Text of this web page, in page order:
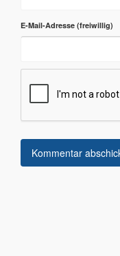
E-Mail-Adresse